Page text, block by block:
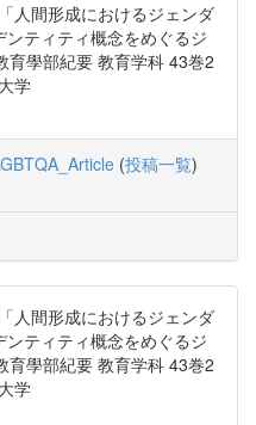
人間形成におけるジェンダ
ティティ概念をめぐるジ
育學部紀要 教育学科 43巻2
学
(投稿一覧)
人間形成におけるジェンダ
ティティ概念をめぐるジ
育學部紀要 教育学科 43巻2
学